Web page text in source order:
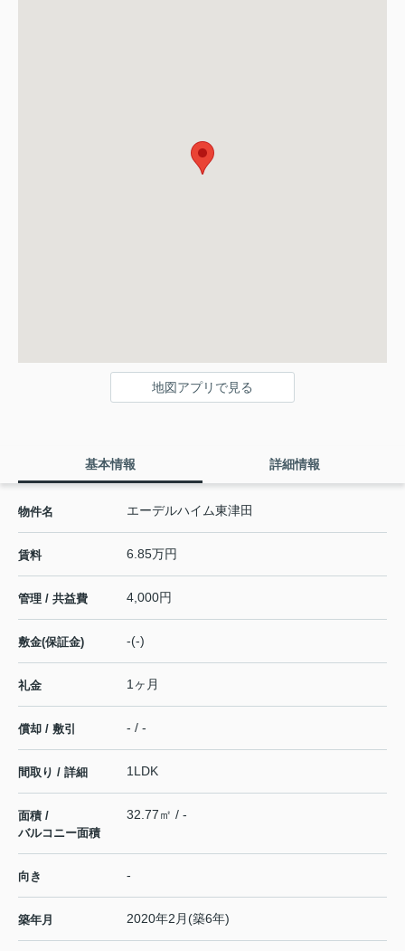
地図アプリで見る
基本情報 詳細情報
物件名 エーデルハイム東津田
賃料 6.85万円
管理 / 共益費 4,000円
敷金(保証金) -(-)
礼金 1ヶ月
償却 / 敷引 - / -
間取り / 詳細 1LDK
面積 /
バルコニー面積
32.77㎡ / -
向き -
築年月 2020年2月(築6年)